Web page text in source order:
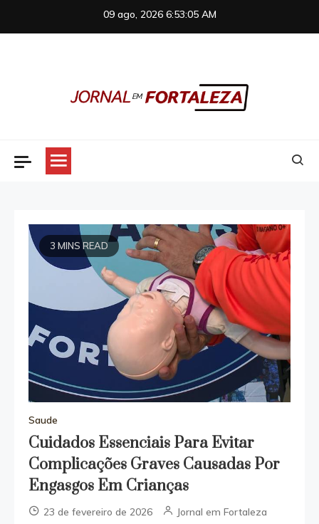
09 ago, 2026 6:53:05 AM
3 MINS READ
Saude
Cuidados Essenciais Para Evitar
Complicações Graves Causadas Por
Engasgos Em Crianças
23 de fevereiro de 2026 Jornal em Fortaleza